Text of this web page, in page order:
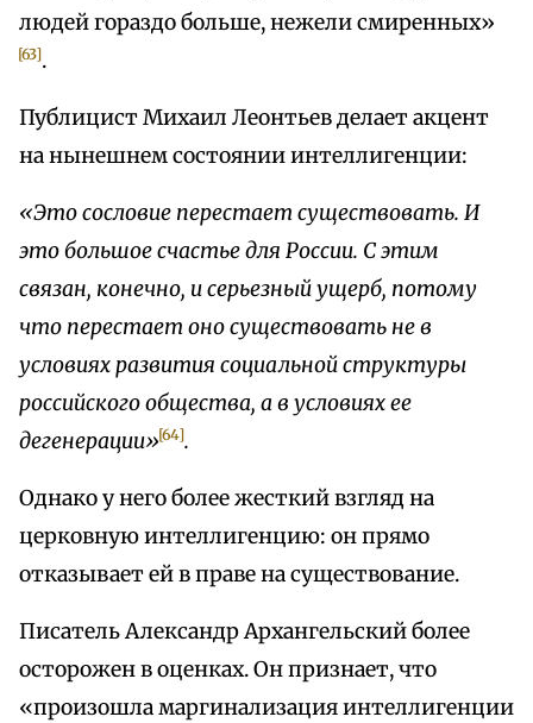
людей гораздо больше, нежели смиренных»
[63].
Публицист Михаил Леонтьев делает акцент
на нынешнем состоянии интеллигенции:
«Это сословие перестает существовать. И
это большое счастье для России. С этим
связан, конечно, и серьезный ущерб, потому
что перестает оно существовать не в
условиях развития социальной структуры
российского общества, а в условиях ее
дегенерации»[64].
Однако у него более жесткий взгляд на
церковную интеллигенцию: он прямо
отказывает ей в праве на существование.
Писатель Александр Архангельский более
осторожен в оценках. Он признает, что
«произошла маргинализация интеллигенции